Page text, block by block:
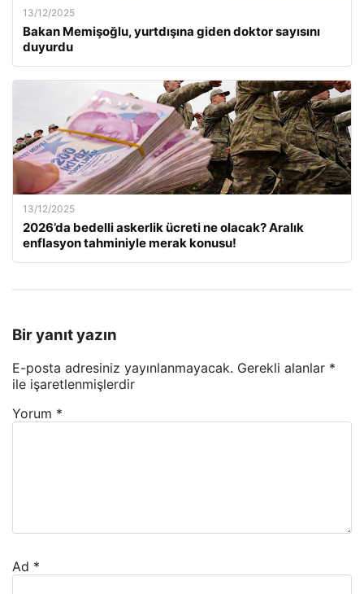
13/12/2025
Bakan Memişoğlu, yurtdışına giden doktor sayısını
duyurdu
13/12/2025
2026’da bedelli askerlik ücreti ne olacak? Aralık
enflasyon tahminiyle merak konusu!
Bir yanıt yazın
E-posta adresiniz yayınlanmayacak. Gerekli alanlar *
ile işaretlenmişlerdir
Yorum *
Ad *